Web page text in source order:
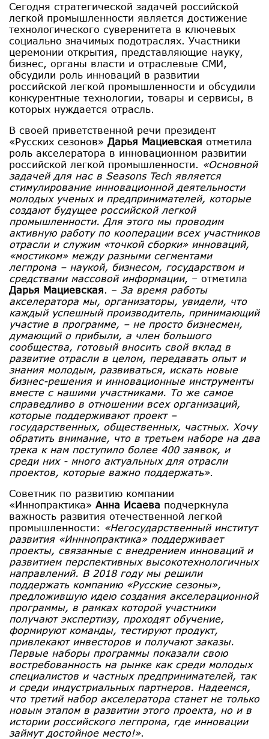
Сегодня стратегической задачей российской
легкой промышленности является достижение
технологического суверенитета в ключевых
социально значимых подотраслях. Участники
церемонии открытия, представляющие науку,
бизнес, органы власти и отраслевые СМИ,
обсудили роль инноваций в развитии
российской легкой промышленности и обсудили
конкурентные технологии, товары и сервисы, в
которых нуждается отрасль.
В своей приветственной речи президент
«Русских сезонов» Дарья Мациевская отметила
роль акселератора в инновационном развитии
российской легкой промышленности. «Основной
задачей для нас в Seasons Tech является
стимулирование инновационной деятельности
молодых ученых и предпринимателей, которые
создают будущее российской легкой
промышленности. Для этого мы проводим
активную работу по кооперации всех участников
отрасли и служим «точкой сборки» инноваций,
«мостиком» между разными сегментами
легпрома – наукой, бизнесом, государством и
средствами массовой информации, – отметила
Дарья Мациевская. – За время работы
акселератора мы, организаторы, увидели, что
каждый успешный производитель, принимающий
участие в программе, – не просто бизнесмен,
думающий о прибыли, а член большого
сообщества, готовый вносить свой вклад в
развитие отрасли в целом, передавать опыт и
знания молодым, развиваться, искать новые
бизнес-решения и инновационные инструменты
вместе с нашими участниками. То же самое
справедливо в отношении всех организаций,
которые поддерживают проект –
государственных, общественных, частных. Хочу
обратить внимание, что в третьем наборе на два
трека к нам поступило более 400 заявок, и
среди них - много актуальных для отрасли
проектов, которые важно поддержать».
Советник по развитию компании
«Иннопрактика» Анна Исаева подчеркнула
важность развития отечественной легкой
промышленности: «Негосударственный институт
развития «Инннопрактика» поддерживает
проекты, связанные с внедрением инноваций и
развитием перспективных высокотехнологичных
направлений. В 2018 году мы решили
поддержать компанию «Русские сезоны»,
предложившую идею создания акселерационной
программы, в рамках которой участники
получают экспертизу, проходят обучение,
формируют команды, тестируют продукт,
привлекают инвесторов и получают заказы.
Первые наборы программы показали свою
востребованность на рынке как среди молодых
специалистов и частных предпринимателей, так
и среди индустриальных партнеров. Надеемся,
что третий набор акселератора станет не только
новым этапом в развитии этого проекта, но и в
истории российского легпрома, где инновации
займут достойное место!».